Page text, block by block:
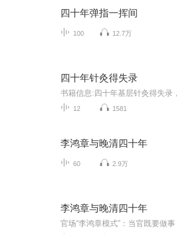
四十年弹指一挥间
100 12.7万
四十年针灸得失录
12 1581
李鸿章与晚清四十年
60 2.9万
李鸿章与晚清四十年